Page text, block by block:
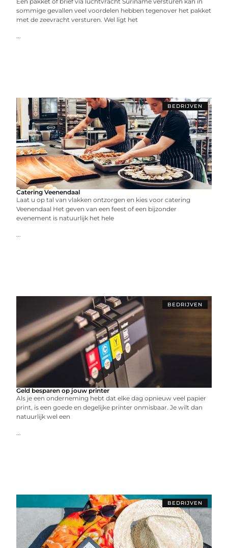
sommige gevallen veel voordelen hebben tegenover het pakket
met de zeevracht versturen. Wel ligt het
...
BEDRIJVEN
Catering Veenendaal
Laat u op tal van vlakken ontzorgen en kies voor catering
Veenendaal Het geven van een feest of een bijzonder
evenement is natuurlijk het hele
...
BEDRIJVEN
Geld besparen op jouw printer
Als je een onderneming hebt dat elke dag opnieuw veel papier
print, is een goede en degelijke printer onmisbaar. Je wilt dan
natuurlijk wel een
...
BEDRIJVEN